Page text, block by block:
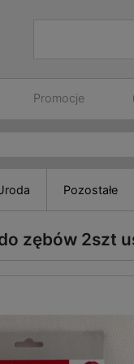
Promocje
Pozostałe
zębów 2szt